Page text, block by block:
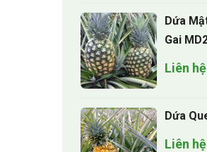
Dứa
Gai
Liên hệ
Dứa
Liên hệ